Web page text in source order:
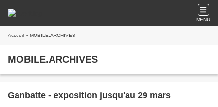
MENU
Accueil » MOBILE.ARCHIVES
MOBILE.ARCHIVES
Ganbatte - exposition jusqu'au 29 mars